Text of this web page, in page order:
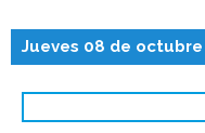
Jueves 08 de